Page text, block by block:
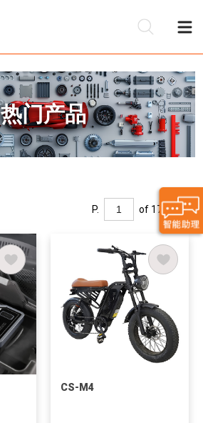
热门产品
P. of 17
CS-M4